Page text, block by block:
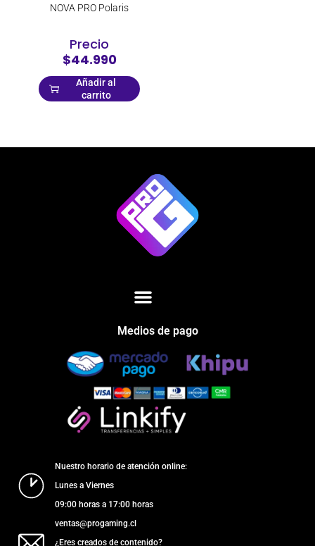
NOVA PRO Polaris
Precio
$44.990
Añadir al
carrito
Medios de pago
Nuestro horario de atención online:
Lunes a Viernes
09:00 horas a 17:00 horas
ventas@progaming.cl
¿Eres creados de contenido?